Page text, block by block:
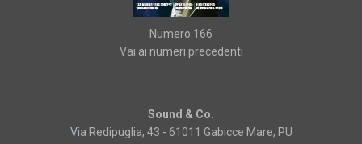
Numero 166
Vai ai numeri precedenti
Sound & Co.
Via Redipuglia, 43 - 61011 Gabicce Mare, PU